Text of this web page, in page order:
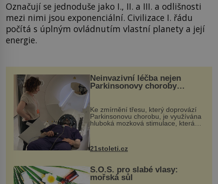
Označují se jednoduše jako I., II. a III. a odlišnosti
mezi nimi jsou exponenciální. Civilizace I. řádu
počítá s úplným ovládnutím vlastní planety a její
energie.
Neinvazivní léčba nejen
Parkinsonovy choroby
Ke zmírnění třesu, který doprovází
Parkinsonovu chorobu, je využívána
hluboká mozková stimulace, která
však vyžaduje vysoce invazivní
zákrok. Ultrazvuk zase není vhodný
k dostatečně přesnému zacílení ...
21stoleti.cz
S.O.S. pro slabé vlasy:
mořská sůl